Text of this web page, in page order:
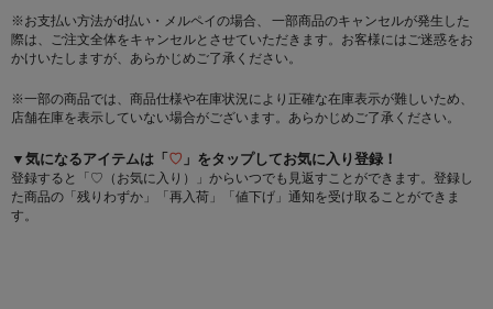
※お支払い方法がd払い・メルペイの場合、 一部商品のキャンセルが発生した
際は、ご注文全体をキャンセルとさせていただきます。お客様にはご迷惑をお
かけいたしますが、あらかじめご了承ください。
※一部の商品では、商品仕様や在庫状況により正確な在庫表示が難しいため、
店舗在庫を表示していない場合がございます。あらかじめご了承ください。
▼気になるアイテムは「♡ 」をタップしてお気に入り登録！
登録すると「♡（お気に入り）」からいつでも見返すことができます。登録し
た商品の「残りわずか」「再入荷」「値下げ」通知を受け取ることができま
す。